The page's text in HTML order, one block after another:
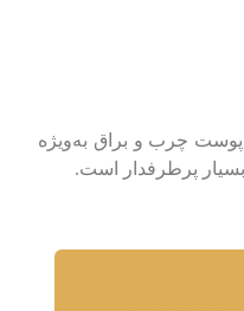
پوست چرب و براق به‌ویژه